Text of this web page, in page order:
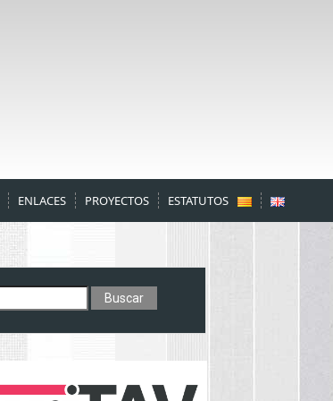
ENLACES PROYECTOS ESTATUTOS